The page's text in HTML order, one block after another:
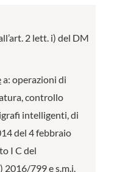
2 lett. i) del DM
a: operazioni di
controllo
intelligenti, di
del 4 febbraio
I C del
2016/799 e s.m.i.